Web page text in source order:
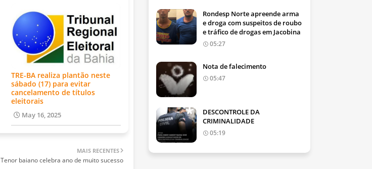
TRE-BA realiza plantão neste
sábado (17) para evitar
cancelamento de títulos
eleitorais
May 16, 2025
MAIS RECENTES
Tenor baiano celebra ano de muito sucesso
Rondesp Norte apreende arma
e droga com suspeitos de roubo
e tráfico de drogas em Jacobina
05:27
Nota de falecimento
05:47
DESCONTROLE DA
CRIMINALIDADE
05:19